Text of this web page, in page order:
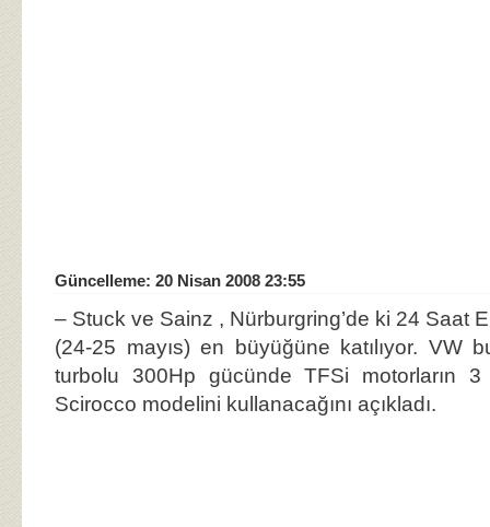
Güncelleme: 20 Nisan 2008 23:55
– Stuck ve Sainz , Nürburgring’de ki 24 Saat
(24-25 mayıs) en büyüğüne katılıyor. VW
turbolu 300Hp gücünde TFSi motorların
Scirocco modelini kullanacağını açıkladı.